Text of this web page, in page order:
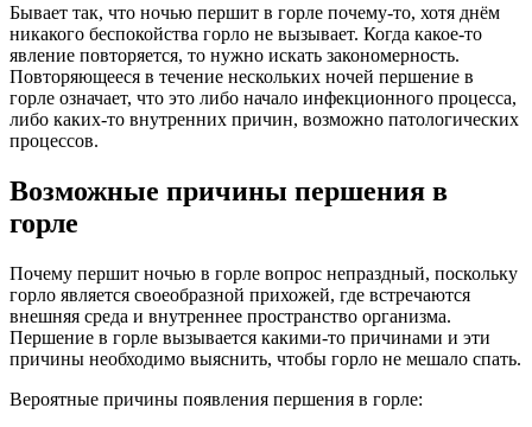
Бывает так, что ночью першит в горле почему-то, хотя днём
никакого беспокойства горло не вызывает. Когда какое-то
явление повторяется, то нужно искать закономерность.
Повторяющееся в течение нескольких ночей першение в
горле означает, что это либо начало инфекционного процесса,
либо каких-то внутренних причин, возможно патологических
процессов.
Возможные причины першения в
горле
Почему першит ночью в горле вопрос непраздный, поскольку
горло является своеобразной прихожей, где встречаются
внешняя среда и внутреннее пространство организма.
Першение в горле вызывается какими-то причинами и эти
причины необходимо выяснить, чтобы горло не мешало спать.
Вероятные причины появления першения в горле: